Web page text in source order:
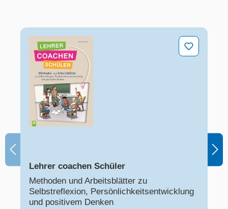
Lehrer coachen Schüler
Lehrer coachen Schüler
Methoden und Arbeitsblätter zu
Selbstreflexion, Persönlichkeitsentwicklung
und positivem Denken